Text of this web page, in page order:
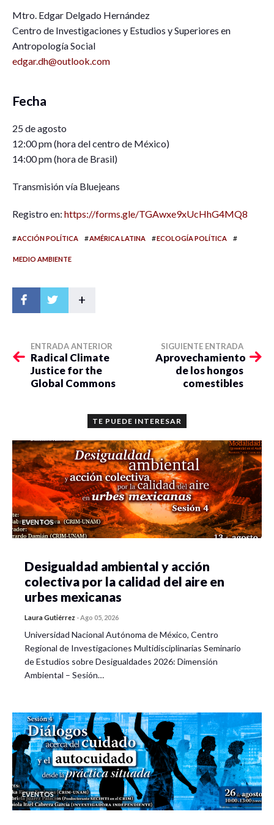
Mtro. Edgar Delgado Hernández
Centro de Investigaciones y Estudios y Superiores en
Antropología Social
edgar.dh@outlook.com
Fecha
25 de agosto
12:00 pm (hora del centro de México)
14:00 pm (hora de Brasil)
Transmisión vía Bluejeans
Registro en: https://forms.gle/TGAwxe9xUcHhG4MQ8
#ACCIÓN POLÍTICA #AMÉRICA LATINA #ECOLOGÍA POLÍTICA #
MEDIO AMBIENTE
+
ENTRADA ANTERIOR
Radical Climate
Justice for the
Global Commons
SIGUIENTE ENTRADA
Aprovechamiento
de los hongos
comestibles
TE PUEDE INTERESAR
EVENTOS
Desigualdad ambiental y acción
colectiva por la calidad del aire en
urbes mexicanas
Laura Gutiérrez -Ago 05, 2026
Universidad Nacional Autónoma de México, Centro
Regional de Investigaciones Multidisciplinarias Seminario
de Estudios sobre Desigualdades 2026: Dimensión
Ambiental – Sesión…
EVENTOS